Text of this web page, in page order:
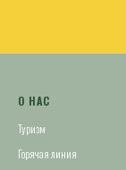
О НАС
Туризм
Горячая линия